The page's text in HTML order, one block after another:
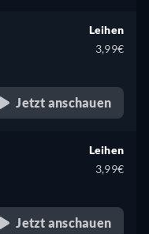
Leihen
3,99€
Jetzt anschauen
Leihen
3,99€
Jetzt anschauen